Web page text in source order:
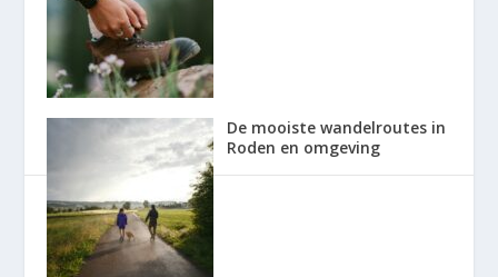
De mooiste wandelroutes in
Roden en omgeving